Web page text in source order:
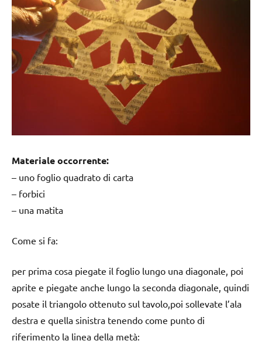
Materiale occorrente:
– uno foglio quadrato di carta
– forbici
– una matita
Come si fa:
per prima cosa piegate il foglio lungo una diagonale, poi
aprite e piegate anche lungo la seconda diagonale, quindi
posate il triangolo ottenuto sul tavolo,poi sollevate l’ala
destra e quella sinistra tenendo come punto di
riferimento la linea della metà: